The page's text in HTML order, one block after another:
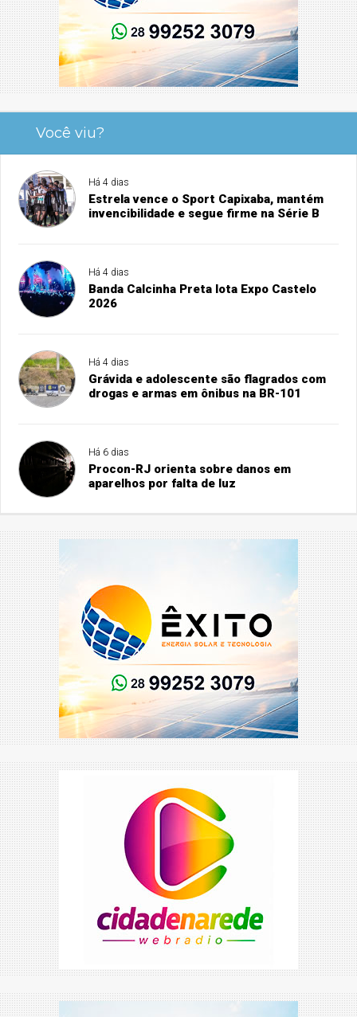
Você viu?
Há 4 dias
Estrela vence o Sport Capixaba, mantém
invencibilidade e segue firme na Série B
Há 4 dias
Banda Calcinha Preta lota Expo Castelo
2026
Há 4 dias
Grávida e adolescente são flagrados com
drogas e armas em ônibus na BR-101
Há 6 dias
Procon-RJ orienta sobre danos em
aparelhos por falta de luz